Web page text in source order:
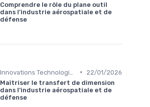
Comprendre le rôle du plane outil
dans l’industrie aérospatiale et de
défense
•
22/01/2026
Maîtriser le transfert de dimension
dans l’industrie aérospatiale et de
défense